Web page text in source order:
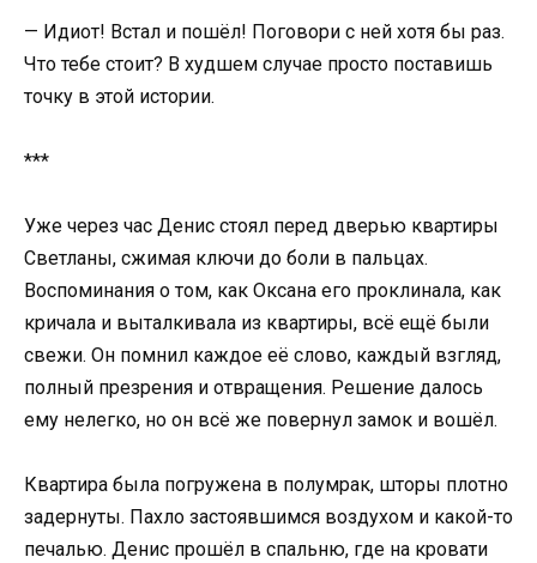
— Идиот! Встал и пошёл! Поговори с ней хотя бы раз.
Что тебе стоит? В худшем случае просто поставишь
точку в этой истории.
***
Уже через час Денис стоял перед дверью квартиры
Светланы, сжимая ключи до боли в пальцах.
Воспоминания о том, как Оксана его проклинала, как
кричала и выталкивала из квартиры, всё ещё были
свежи. Он помнил каждое её слово, каждый взгляд,
полный презрения и отвращения. Решение далось
ему нелегко, но он всё же повернул замок и вошёл.
Квартира была погружена в полумрак, шторы плотно
задернуты. Пахло застоявшимся воздухом и какой-то
печалью. Денис прошёл в спальню, где на кровати